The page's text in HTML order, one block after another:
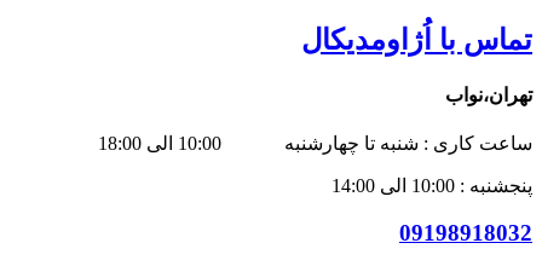
تماس با اُژاومدیکال
تهران،نواب
ساعت کاری : شنبه تا چهارشنبه 10:00 الی 18:00
پنجشنبه : 10:00 الی 14:00
09198918032